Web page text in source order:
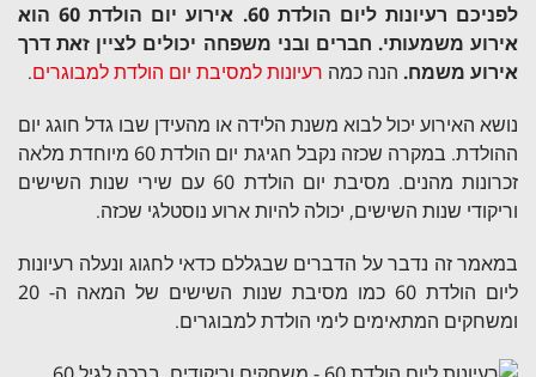
לפניכם רעיונות ליום הולדת 60. אירוע יום הולדת 60 הוא
אירוע משמעותי. חברים ובני משפחה יכולים לציין זאת דרך
אירוע משמח. הנה כמה רעיונות למסיבת יום הולדת למבוגרים.
נושא האירוע יכול לבוא משנת הלידה או מהעידן שבו גדל חוגג יום
ההולדת. במקרה שכזה נקבל חגיגת יום הולדת 60 מיוחדת מלאה
זכרונות מהנים. מסיבת יום הולדת 60 עם שירי שנות השישים
וריקודי שנות השישים, יכולה להיות ארוע נוסטלגי שכזה.
במאמר זה נדבר על הדברים שבגללם כדאי לחגוג ונעלה רעיונות
ליום הולדת 60 כמו מסיבת שנות השישים של המאה ה- 20
ומשחקים המתאימים לימי הולדת למבוגרים.